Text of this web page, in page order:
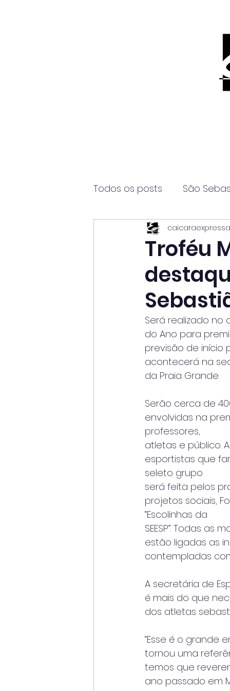
Todos os posts São
Página2 Itanhaém
Troféu
Será realizado no
do Ano para
previsão de início
acontecerá na
da Praia Grande.
Serão cerca de
envolvidas na
professores,
atletas e público.
esportistas que
seleto grupo
será feita pelos
projetos sociais,
“Escolinhas da
SEESP”. Todas as
estão ligadas as
contempladas
A secretária de
é mais do que
dos atletas
“Esse é o grande
tornou uma
temos que
ano passado em